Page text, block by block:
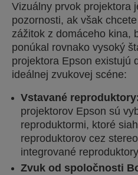
Vizuálny prvok projektora
pozornosti, ak však
zážitok z domáceho kina,
ponúkal rovnako vysoký
projektora Epson existujú
ideálnej zvukovej scéne:
Vstavané
projektorov Epson sú
reproduktormi, ktoré
reproduktorov cez
integrované
Zvuk od spoločnosti